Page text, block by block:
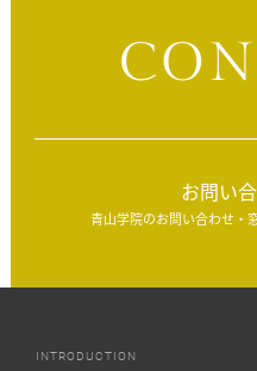
お問い
青山学院のお問い合わせ・
INTRODUCTION